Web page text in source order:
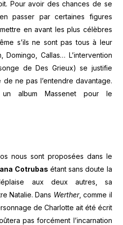
Pour avoir des chances de se
passer par certaines figures
en avant les plus célèbres
s’ils ne sont pas tous à leur
Domingo, Callas… L’intervention
de Des Grieux) se justifie
de ne pas l’entendre davantage.
un album Massenet pour le
nous sont proposées dans le
Cotrubas étant sans doute la
aux deux autres, sa
Natalie. Dans Werther, comme il
de Charlotte ait été écrit
pas forcément l’incarnation